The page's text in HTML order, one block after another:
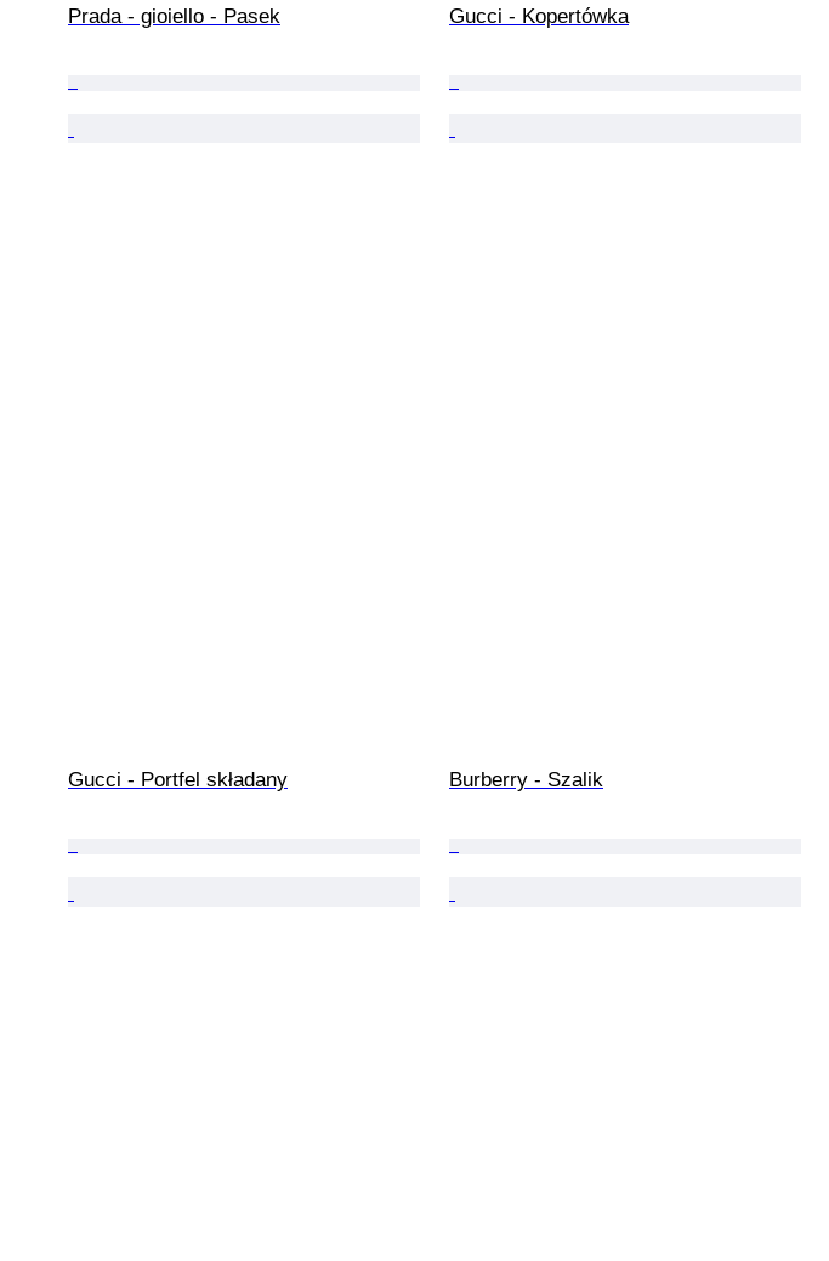
Prada - gioiello - Pasek Gucci - Kopertówka
Gucci - Portfel składany Burberry - Szalik